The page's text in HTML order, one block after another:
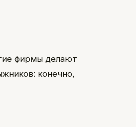
фирмы делают
конечно,